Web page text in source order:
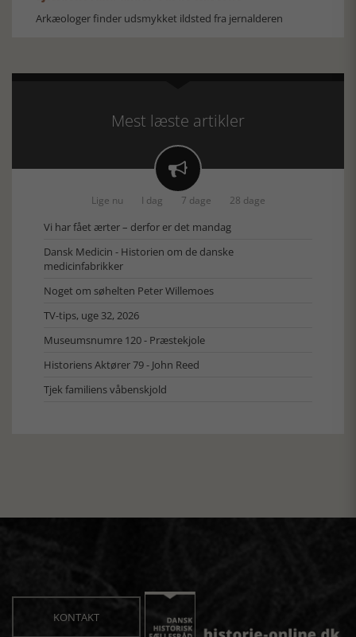
Arkæologer finder udsmykket ildsted fra jernalderen
Mest læste artikler

Lige nu I dag 7 dage 28 dage
Vi har fået ærter – derfor er det mandag
Dansk Medicin - Historien om de danske
medicinfabrikker
Noget om søhelten Peter Willemoes
TV-tips, uge 32, 2026
Museumsnumre 120 - Præstekjole
Historiens Aktører 79 - John Reed
Tjek familiens våbenskjold
KONTAKT